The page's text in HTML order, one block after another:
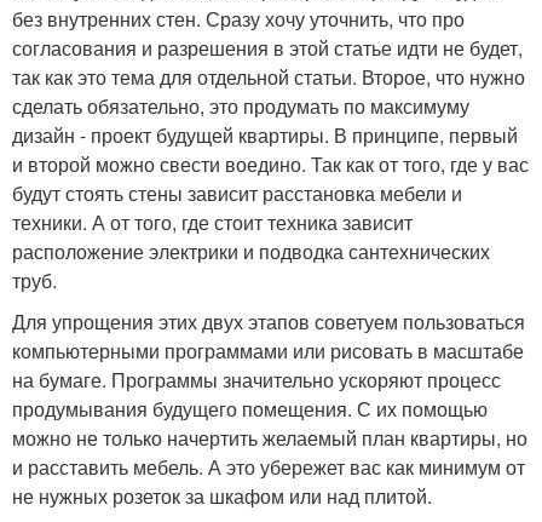
без внутренних стен. Сразу хочу уточнить, что про
согласования и разрешения в этой статье идти не будет,
так как это тема для отдельной статьи. Второе, что нужно
сделать обязательно, это продумать по максимуму
дизайн - проект будущей квартиры. В принципе, первый
и второй можно свести воедино. Так как от того, где у вас
будут стоять стены зависит расстановка мебели и
техники. А от того, где стоит техника зависит
расположение электрики и подводка сантехнических
труб.
Для упрощения этих двух этапов советуем пользоваться
компьютерными программами или рисовать в масштабе
на бумаге. Программы значительно ускоряют процесс
продумывания будущего помещения. С их помощью
можно не только начертить желаемый план квартиры, но
и расставить мебель. А это убережет вас как минимум от
не нужных розеток за шкафом или над плитой.